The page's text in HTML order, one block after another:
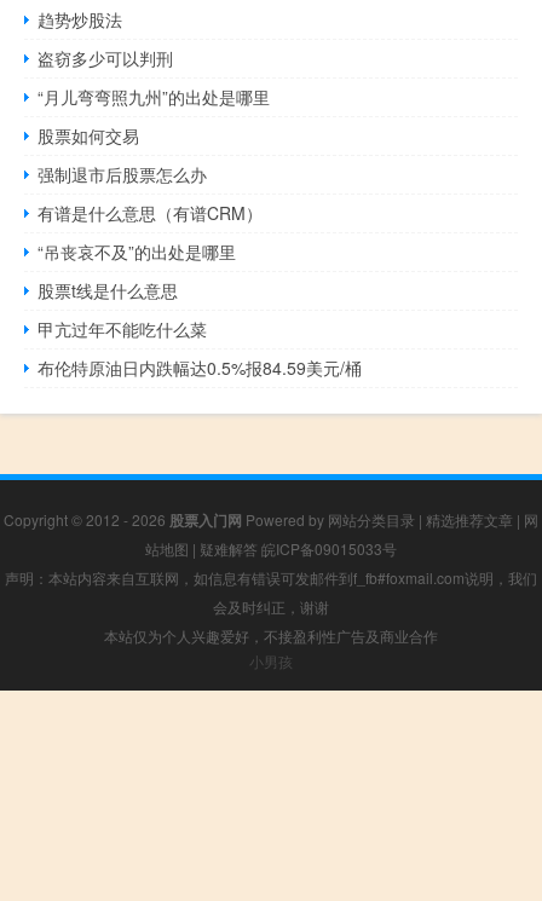
趋势炒股法
盗窃多少可以判刑
“月儿弯弯照九州”的出处是哪里
股票如何交易
强制退市后股票怎么办
有谱是什么意思（有谱CRM）
“吊丧哀不及”的出处是哪里
股票t线是什么意思
甲亢过年不能吃什么菜
布伦特原油日内跌幅达0.5%报84.59美元/桶
Copyright © 2012 - 2026 股票入门网 Powered by 网站分类目录 | 精选推荐文章 | 网
站地图 | 疑难解答 皖ICP备09015033号
声明：本站内容来自互联网，如信息有错误可发邮件到f_fb#foxmail.com说明，我们
会及时纠正，谢谢
本站仅为个人兴趣爱好，不接盈利性广告及商业合作
小男孩